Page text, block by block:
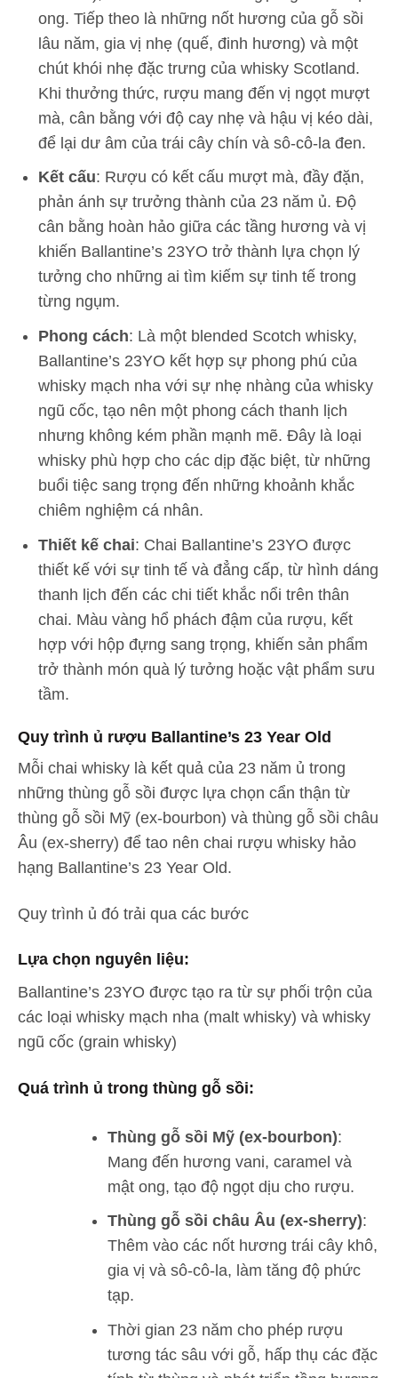
ong. Tiếp theo là những nốt hương của gỗ sồi
lâu năm, gia vị nhẹ (quế, đinh hương) và một
chút khói nhẹ đặc trưng của whisky Scotland.
Khi thưởng thức, rượu mang đến vị ngọt mượt
mà, cân bằng với độ cay nhẹ và hậu vị kéo dài,
để lại dư âm của trái cây chín và sô-cô-la đen.
Kết cấu: Rượu có kết cấu mượt mà, đầy đặn,
phản ánh sự trưởng thành của 23 năm ủ. Độ
cân bằng hoàn hảo giữa các tầng hương và vị
khiến Ballantine’s 23YO trở thành lựa chọn lý
tưởng cho những ai tìm kiếm sự tinh tế trong
từng ngụm.
Phong cách: Là một blended Scotch whisky,
Ballantine’s 23YO kết hợp sự phong phú của
whisky mạch nha với sự nhẹ nhàng của whisky
ngũ cốc, tạo nên một phong cách thanh lịch
nhưng không kém phần mạnh mẽ. Đây là loại
whisky phù hợp cho các dịp đặc biệt, từ những
buổi tiệc sang trọng đến những khoảnh khắc
chiêm nghiệm cá nhân.
Thiết kế chai: Chai Ballantine’s 23YO được
thiết kế với sự tinh tế và đẳng cấp, từ hình dáng
thanh lịch đến các chi tiết khắc nổi trên thân
chai. Màu vàng hổ phách đậm của rượu, kết
hợp với hộp đựng sang trọng, khiến sản phẩm
trở thành món quà lý tưởng hoặc vật phẩm sưu
tầm.
Quy trình ủ rượu Ballantine’s 23 Year Old
Mỗi chai whisky là kết quả của 23 năm ủ trong
những thùng gỗ sồi được lựa chọn cẩn thận từ
thùng gỗ sồi Mỹ (ex-bourbon) và thùng gỗ sồi châu
Âu (ex-sherry) để tao nên chai rượu whisky hảo
hạng Ballantine’s 23 Year Old.
Quy trình ủ đó trải qua các bước
Lựa chọn nguyên liệu:
Ballantine’s 23YO được tạo ra từ sự phối trộn của
các loại whisky mạch nha (malt whisky) và whisky
ngũ cốc (grain whisky)
Quá trình ủ trong thùng gỗ sồi:
Thùng gỗ sồi Mỹ (ex-bourbon):
Mang đến hương vani, caramel và
mật ong, tạo độ ngọt dịu cho rượu.
Thùng gỗ sồi châu Âu (ex-sherry):
Thêm vào các nốt hương trái cây khô,
gia vị và sô-cô-la, làm tăng độ phức
tạp.
Thời gian 23 năm cho phép rượu
tương tác sâu với gỗ, hấp thụ các đặc